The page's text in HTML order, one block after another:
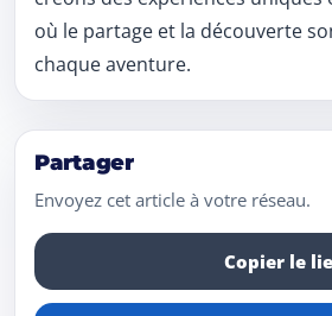
où le partage et la découverte
chaque aventure.
Partager
Envoyez cet article à votre réseau.
Copier le